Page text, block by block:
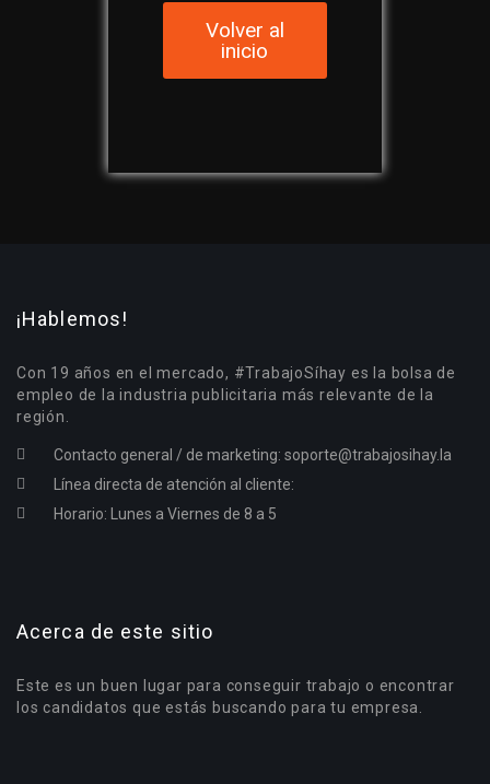
Volver al
inicio
¡Hablemos!
Con 19 años en el mercado, #TrabajoSíhay es la bolsa de
empleo de la industria publicitaria más relevante de la
región.
Contacto general / de marketing: soporte@trabajosihay.la
Línea directa de atención al cliente:
Horario: Lunes a Viernes de 8 a 5
Acerca de este sitio
Este es un buen lugar para conseguir trabajo o encontrar
los candidatos que estás buscando para tu empresa.